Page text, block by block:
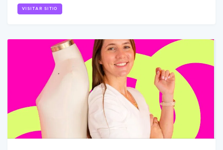
VISITAR SITIO